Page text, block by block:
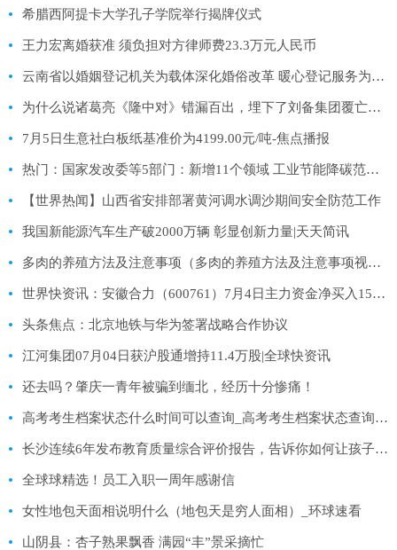
希腊西阿提卡大学孔子学院举行揭牌仪式
王力宏离婚获准 须负担对方律师费23.3万元人民币
云南省以婚姻登记机关为载体深化婚俗改革 暖心登记服务为幸福“加分”-环球百事通
为什么说诸葛亮《隆中对》错漏百出，埋下了刘备集团覆亡的种子？
7月5日生意社白板纸基准价为4199.00元/吨-焦点播报
热门：国家发改委等5部门：新增11个领域 工业节能降碳范围扩大
【世界热闻】山西省安排部署黄河调水调沙期间安全防范工作
我国新能源汽车生产破2000万辆 彰显创新力量|天天简讯
多肉的养殖方法及注意事项（多肉的养殖方法及注意事项视频）
世界快资讯：安徽合力（600761）7月4日主力资金净买入1587.75万元
头条焦点：北京地铁与华为签署战略合作协议
江河集团07月04日获沪股通增持11.4万股|全球快资讯
还去吗？肇庆一青年被骗到缅北，经历十分惨痛！
高考考生档案状态什么时间可以查询_高考考生档案状态查询|世界新动态
长沙连续6年发布教育质量综合评价报告，告诉你如何让孩子健康成长|天天亮点
全球球精选！员工入职一周年感谢信
女性地包天面相说明什么（地包天是穷人面相）_环球速看
山阴县：杏子熟果飘香 满园“丰”景采摘忙